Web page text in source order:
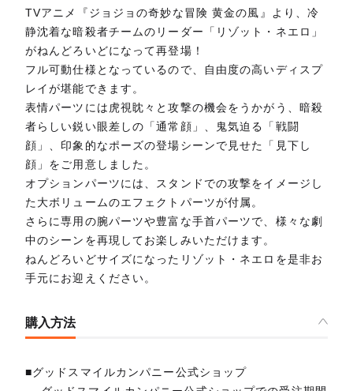
TVアニメ『ジョジョの奇妙な冒険 黄金の風』より、冷
静沈着な暗殺者チームのリーダー「リゾット・ネエロ」
がねんどろいどになって再登場！
フル可動仕様となっているので、自由度の高いディスプ
レイが堪能できます。
表情パーツには虎視眈々と攻撃の機会をうかがう、暗殺
者らしい鋭い眼差しの「通常顔」、鬼気迫る「戦闘
顔」、印象的なポーズの登場シーンで見せた「見下し
顔」をご用意しました。
オプションパーツには、スタンドでの攻撃をイメージし
た大ボリュームのエフェクトパーツが付属。
さらに専用の腕パーツや豊富な手首パーツで、様々な劇
中のシーンを再現してお楽しみいただけます。
ねんどろいどサイズになったリゾット・ネエロを是非お
手元にお迎えください。
購入方法
■グッドスマイルカンパニー公式ショップ